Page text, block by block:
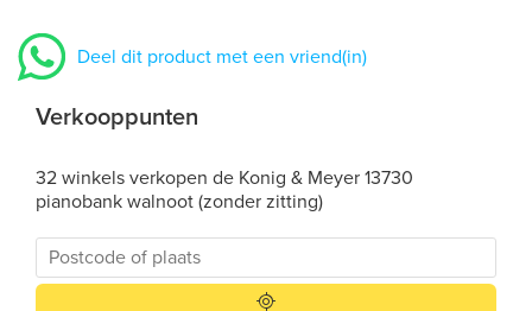
Deel dit product met een vriend(in)
Verkooppunten
32 winkels verkopen de Konig & Meyer 13730
pianobank walnoot (zonder zitting)